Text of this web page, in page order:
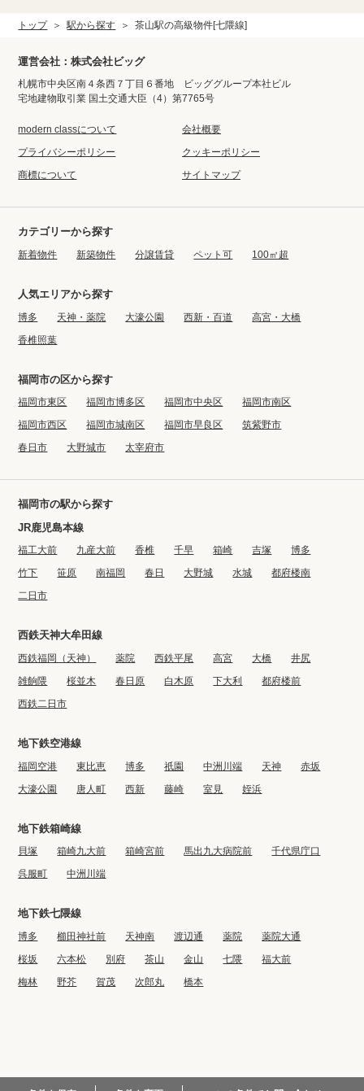
トップ 駅から探す 茶山駅の高級物件[七隈線]
運営会社：株式会社ビッグ
札幌市中央区南４条西７丁目６番地 ビッググループ本社ビル
宅地建物取引業 国土交通大臣（4）第7765号
modern classについて
会社概要
プライバシーポリシー
クッキーポリシー
商標について
サイトマップ
カテゴリーから探す
新着物件 新築物件 分譲賃貸 ペット可 100㎡超
人気エリアから探す
博多 天神・薬院 大濠公園 西新・百道
高宮・大橋
香椎照葉
福岡市の区から探す
福岡市東区 福岡市博多区 福岡市中央区
福岡市南区
福岡市西区
福岡市城南区 福岡市早良区
筑紫野市
春日市
大野城市 太宰府市
福岡市の駅から探す
JR鹿児島本線
福工大前 九産大前 香椎 千早 箱崎 吉塚
博多
竹下
笹原 南福岡 春日 大野城 水城
都府楼南
二日市
西鉄天神大牟田線
西鉄福岡（天神） 薬院 西鉄平尾 高宮 大橋
井尻
雑餉隈
桜並木 春日原 白木原 下大利
都府楼前
西鉄二日市
地下鉄空港線
福岡空港 東比恵 博多 祇園 中洲川端 天神
赤坂
大濠公園
唐人町 西新 藤崎 室見 姪浜
地下鉄箱崎線
貝塚 箱崎九大前 箱崎宮前 馬出九大病院前
千代県庁口
呉服町
中洲川端
地下鉄七隈線
博多 櫛田神社前 天神南 渡辺通 薬院
薬院大通
桜坂
六本松 別府 茶山 金山 七隈
福大前
梅林
野芥 賀茂 次郎丸 橋本
© 2022 BIG CO., LTD.